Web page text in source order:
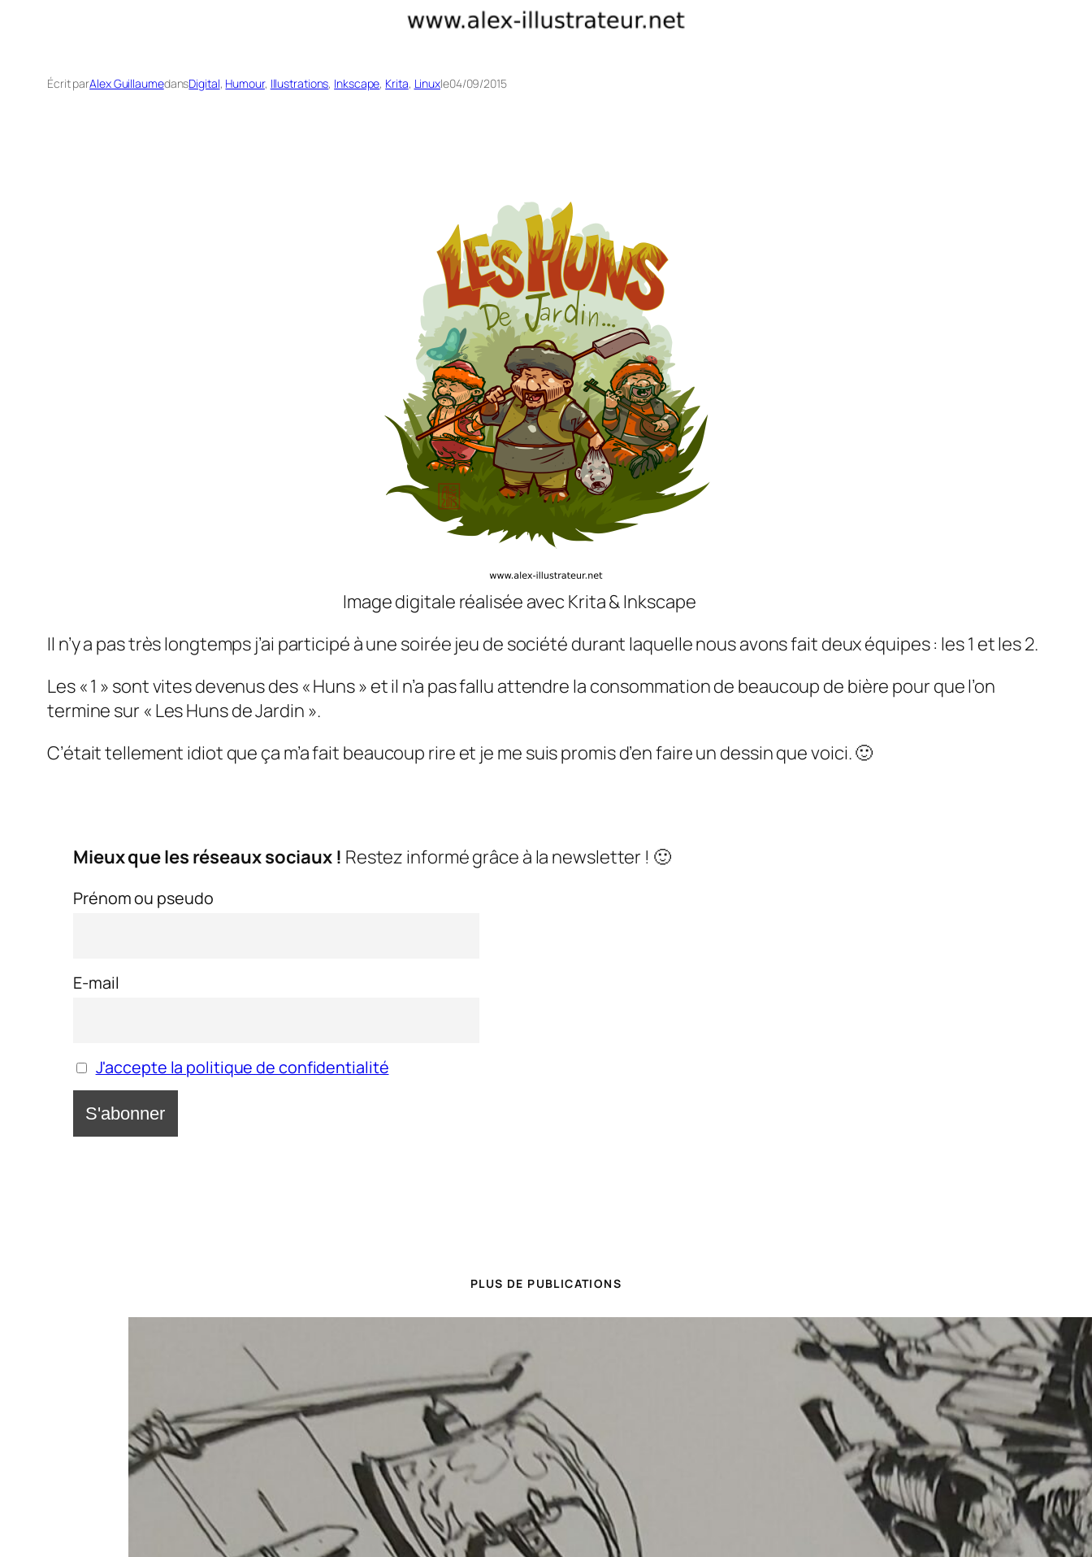
Écrit parAlex GuillaumedansDigital, Humour, Illustrations, Inkscape, Krita, Linuxle04/09/2015
Image digitale réalisée avec Krita & Inkscape
Il n’y a pas très longtemps j’ai participé à une soirée jeu de société durant laquelle nous avons fait deux équipes : les 1 et les 2.
Les « 1 » sont vites devenus des « Huns » et il n’a pas fallu attendre la consommation de beaucoup de bière pour que l’on
termine sur « Les Huns de Jardin ».
C’était tellement idiot que ça m’a fait beaucoup rire et je me suis promis d’en faire un dessin que voici. 🙂
Mieux que les réseaux sociaux ! Restez informé grâce à la newsletter ! 🙂
Prénom ou pseudo
E-mail
J'accepte la politique de confidentialité
PLUS DE PUBLICATIONS